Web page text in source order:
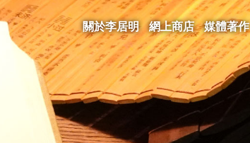
關於李居明 網上商店 媒體著作